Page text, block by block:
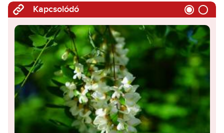
Kapcsolódó